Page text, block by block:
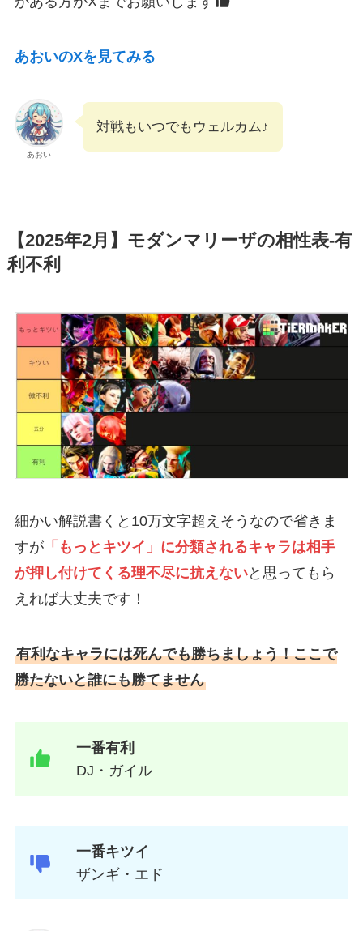
あおいのXを見てみる
あおい
対戦もいつでもウェルカム♪
【2025年2月】モダンマリーザの相性表-有
利不利
細かい解説書くと10万文字超えそうなので省きま
すが「もっとキツイ」に分類されるキャラは相手
が押し付けてくる理不尽に抗えないと思ってもら
えれば大丈夫です！
有利なキャラには死んでも勝ちましょう！ここで
勝たないと誰にも勝てません
一番有利
DJ・ガイル
一番キツイ
ザンギ・エド